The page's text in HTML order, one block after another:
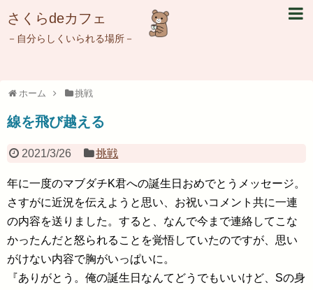
さくらdeカフェ
－自分らしくいられる場所－
ホーム 挑戦
線を飛び越える
2021/3/26 挑戦
年に一度のマブダチK君への誕生日おめでとうメッセージ。
さすがに近況を伝えようと思い、お祝いコメント共に一連
の内容を送りました。すると、なんで今まで連絡してこな
かったんだと怒られることを覚悟していたのですが、思い
がけない内容で胸がいっぱいに。
『ありがとう。俺の誕生日なんてどうでもいいけど、Sの身